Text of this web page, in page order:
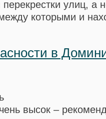
перекрестки улиц, а
которыми и
в
высок –